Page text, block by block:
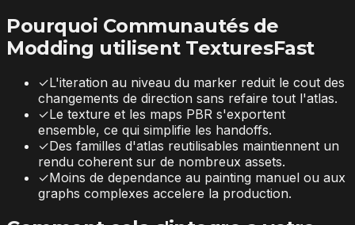
Pourquoi Communautés de
Modding utilisent TexturesFast
✓L'iteration au niveau du marker reduit le cout des
changements de direction sans refaire tout l'atlas.
✓Le texture et les maps PBR s'exportent
ensemble, ce qui simplifie les handoffs.
✓Des familles d'atlas reutilisables maintiennent un
rendu coherent sur de nombreux assets.
✓Moins de dependance au painting manuel ou aux
graphs complexes accelere la production.